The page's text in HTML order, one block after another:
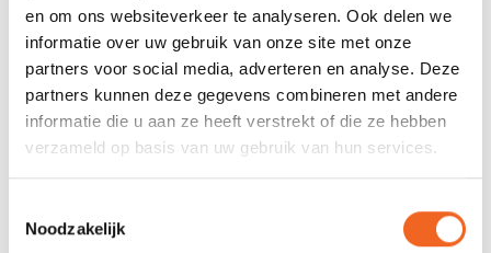
en om ons websiteverkeer te analyseren. Ook delen we
informatie over uw gebruik van onze site met onze
partners voor social media, adverteren en analyse. Deze
partners kunnen deze gegevens combineren met andere
informatie die u aan ze heeft verstrekt of die ze hebben
verzameld op basis van uw gebruik van hun services.
Noodzakelijk
tandenborstel) met water en eventueel milde zeep om het
overige vuil eraf te krijgen. Eenmaal afgespoeld kan de peddel
weer in elkaar gezet worden.
SPECIFICATIES